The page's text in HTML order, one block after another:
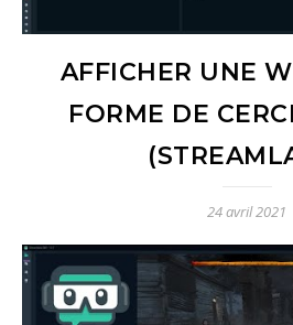
AFFICHER UNE
FORME DE
24 avril 2021